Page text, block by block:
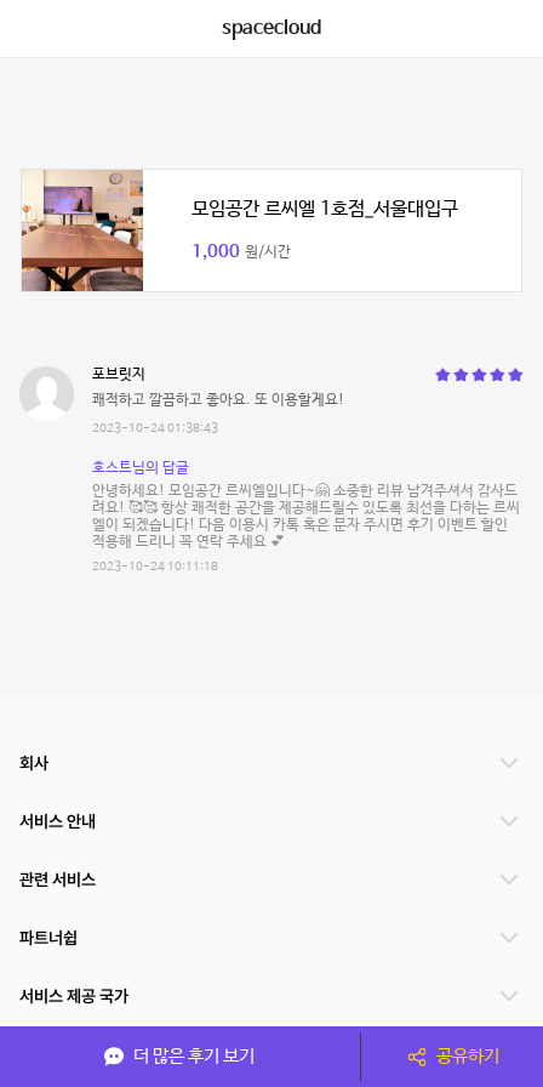
spacecloud
모임공간 르씨엘 1호점_서울대입구
1,000 원/시간
포브릿지
쾌적하고 깔끔하고 좋아요. 또 이용할게요!
2023-10-24 01:38:43
호스트님의 답글
안녕하세요! 모임공간 르씨엘입니다~🤗 소중한 리뷰 남겨주셔서 감사드
려요! 🥰🥰 항상 쾌적한 공간을 제공해드릴수 있도록 최선을 다하는 르씨
엘이 되겠습니다! 다음 이용시 카톡 혹은 문자 주시면 후기 이벤트 할인
적용해 드리니 꼭 연락 주세요 💕
2023-10-24 10:11:18
더 많은 후기 보기 공유하기
회사
서비스 안내
관련 서비스
파트너쉽
서비스 제공 국가